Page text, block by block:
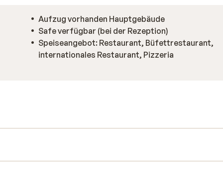
Aufzug vorhanden Hauptgebäude
Safe verfügbar (bei der Rezeption)
Speiseangebot: Restaurant, Büfettrestaurant,
internationales Restaurant, Pizzeria